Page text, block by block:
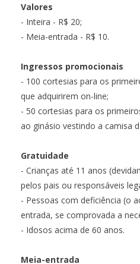
Valores
- Inteira - R$ 20;
- Meia-entrada - R$ 10.
Ingressos promocionais
- 100 cortesias para os
que adquirirem on-line;
- 50 cortesias para os
ao ginásio vestindo a camisa
Gratuidade
- Crianças até 11 anos
pelos pais ou responsáveis
- Pessoas com deficiência (o
entrada, se comprovada a
- Idosos acima de 60 anos.
Meia-entrada